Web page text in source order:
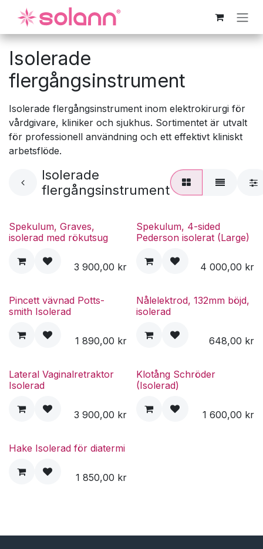
Hoppa till innehåll
Isolerade
flergångsinstrument
Isolerade flergångsinstrument inom elektrokirurgi för
vårdgivare, kliniker och sjukhus. Sortimentet är utvalt
för professionell användning och ett effektivt kliniskt
arbetsflöde.
Isolerade
flergångsinstrument
Spekulum, Graves,
isolerad med rökutsug
3 900,00 kr
Spekulum, 4-sided
Pederson isolerat (Large)
4 000,00 kr
Pincett vävnad Potts-
smith Isolerad
1 890,00 kr
Nålelektrod, 132mm böjd,
isolerad
648,00 kr
Lateral Vaginalretraktor
Isolerad
3 900,00 kr
Klotång Schröder
(Isolerad)
1 600,00 kr
Hake Isolerad för diatermi
1 850,00 kr